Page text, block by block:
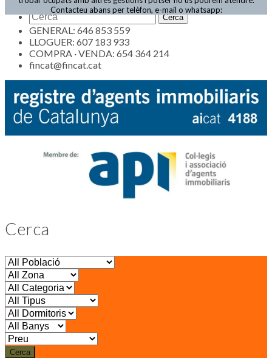
ActualitatContacteu abans per telèfon, e-mail o whatsapp:
GENERAL: 646 853 559
LLOGUER: 607 183 933
COMPRA · VENDA: 654 364 214
fincat@fincat.cat
Cerca
Cerca